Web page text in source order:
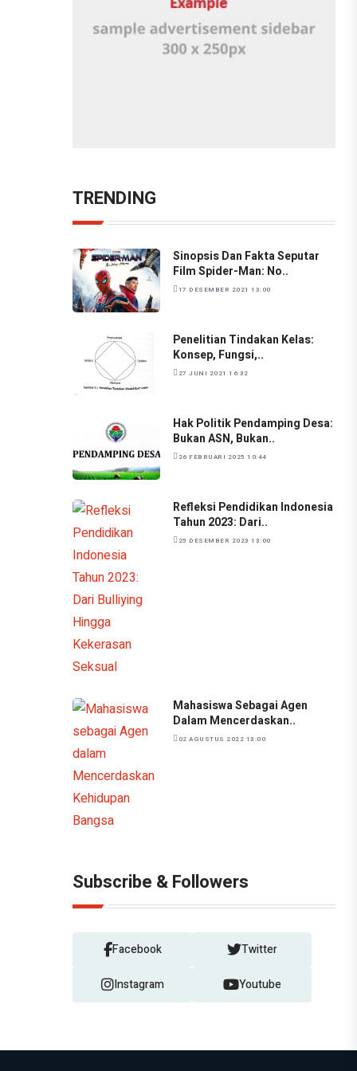
TRENDING
Sinopsis Dan Fakta Seputar
Film Spider-Man: No..
17 DESEMBER 2021 13:00
Penelitian Tindakan Kelas:
Konsep, Fungsi,..
27 JUNI 2021 16:32
Hak Politik Pendamping Desa:
Bukan ASN, Bukan..
26 FEBRUARI 2025 10:44
Refleksi Pendidikan Indonesia
Tahun 2023: Dari..
25 DESEMBER 2023 13:00
Mahasiswa Sebagai Agen
Dalam Mencerdaskan..
02 AGUSTUS 2022 13:00
Subscribe & Followers
Facebook Twitter
Instagram Youtube